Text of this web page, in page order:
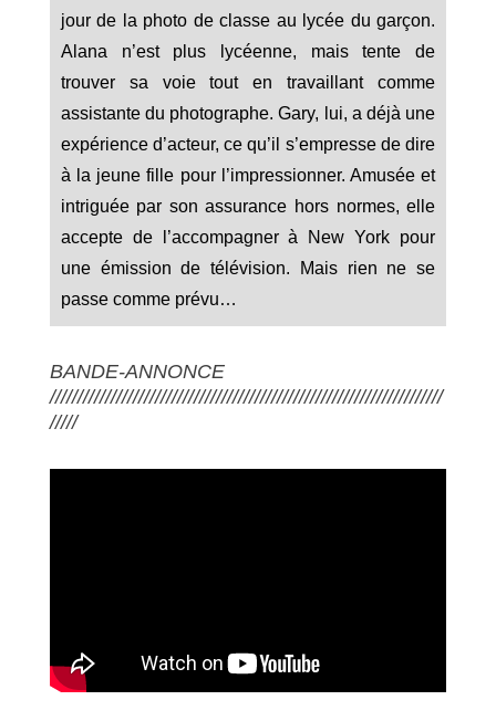
jour de la photo de classe au lycée du garçon.
Alana n’est plus lycéenne, mais tente de
trouver sa voie tout en travaillant comme
assistante du photographe. Gary, lui, a déjà une
expérience d’acteur, ce qu’il s’empresse de dire
à la jeune fille pour l’impressionner. Amusée et
intriguée par son assurance hors normes, elle
accepte de l’accompagner à New York pour
une émission de télévision. Mais rien ne se
passe comme prévu…
BANDE-ANNONCE
///////////////////////////////////////////////////////////////////////
/////